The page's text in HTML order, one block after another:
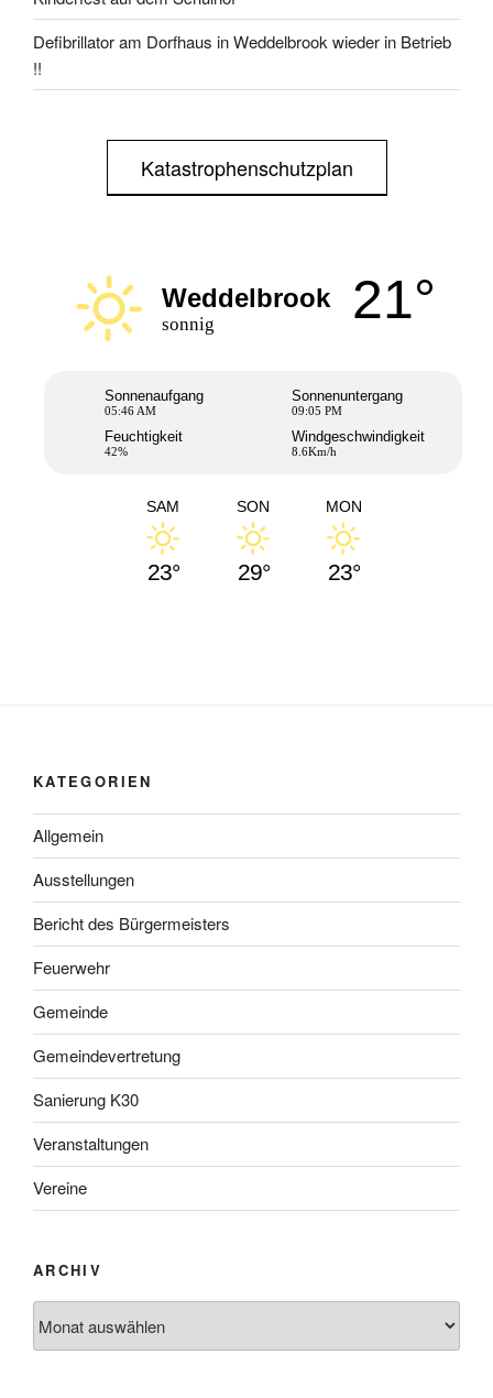
Defibrillator am Dorfhaus in Weddelbrook wieder in Betrieb
!!
Katastrophenschutzplan
Weddelbrook
sonnig 21°
Sonnenaufgang
05:46 AM
Sonnenuntergang
09:05 PM
Feuchtigkeit
42%
Windgeschwindigkeit
8.6Km/h
SAM
23°
SON
29°
MON
23°
KATEGORIEN
Allgemein
Ausstellungen
Bericht des Bürgermeisters
Feuerwehr
Gemeinde
Gemeindevertretung
Sanierung K30
Veranstaltungen
Vereine
ARCHIV